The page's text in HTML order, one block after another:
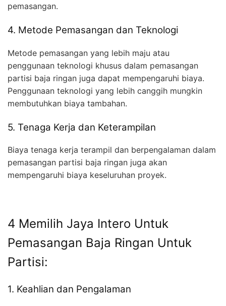
pemasangan.
4. Metode Pemasangan dan Teknologi
Metode pemasangan yang lebih maju atau
penggunaan teknologi khusus dalam pemasangan
partisi baja ringan juga dapat mempengaruhi biaya.
Penggunaan teknologi yang lebih canggih mungkin
membutuhkan biaya tambahan.
5. Tenaga Kerja dan Keterampilan
Biaya tenaga kerja terampil dan berpengalaman dalam
pemasangan partisi baja ringan juga akan
mempengaruhi biaya keseluruhan proyek.
4 Memilih Jaya Intero Untuk
Pemasangan Baja Ringan Untuk
Partisi:
1. Keahlian dan Pengalaman